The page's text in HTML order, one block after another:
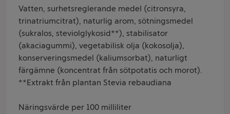
Vatten, surhetsreglerande medel (citronsyra,
trinatriumcitrat), naturlig arom, sötningsmedel
(sukralos, steviolglykosid**), stabilisator
(akaciagummi), vegetabilisk olja (kokosolja),
konserveringsmedel (kaliumsorbat), naturligt
färgämne (koncentrat från sötpotatis och morot).
**Extrakt från plantan Stevia rebaudiana
Näringsvärde per 100 milliliter